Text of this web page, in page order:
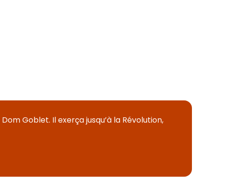
Goblet. Il exerça jusqu’à la Révolution,